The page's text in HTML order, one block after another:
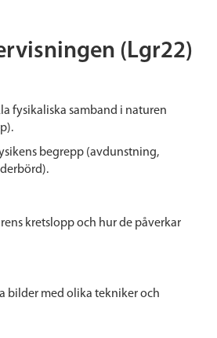
(Lgr22)
fysikaliska samband i naturen
begrepp (avdunstning,
kretslopp och hur de påverkar
bilder med olika tekniker och